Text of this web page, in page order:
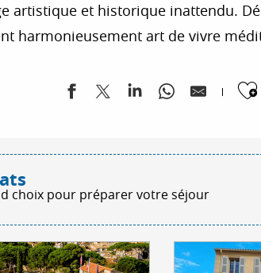
artistique et historique inattendu.
harmonieusement art de vivre
choix pour préparer votre séjour